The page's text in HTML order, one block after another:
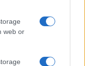
web or